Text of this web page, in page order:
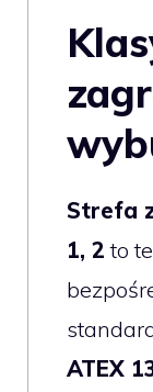
Strefa
1, 2 to
ATEX